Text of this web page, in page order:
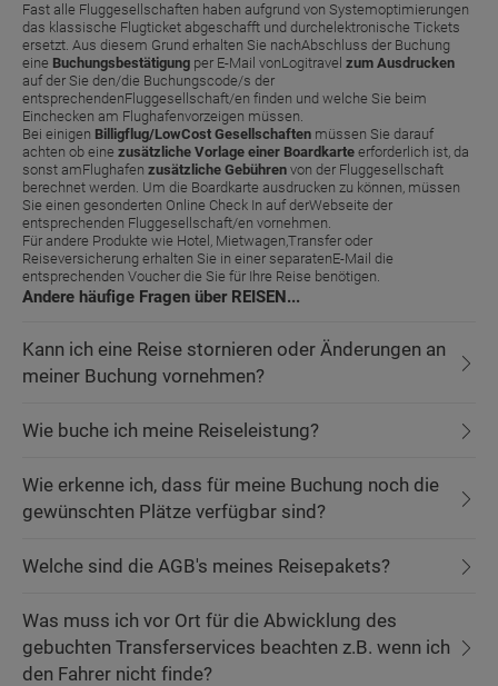
Fast alle Fluggesellschaften haben aufgrund von Systemoptimierungen
das klassische Flugticket abgeschafft und durchelektronische Tickets
ersetzt. Aus diesem Grund erhalten Sie nachAbschluss der Buchung
eine Buchungsbestätigung per E-Mail vonLogitravel zum Ausdrucken
auf der Sie den/die Buchungscode/s der
entsprechendenFluggesellschaft/en finden und welche Sie beim
Einchecken am Flughafenvorzeigen müssen.
Bei einigen Billigflug/LowCost Gesellschaften müssen Sie darauf
achten ob eine zusätzliche Vorlage einer Boardkarte erforderlich ist, da
sonst amFlughafen zusätzliche Gebühren von der Fluggesellschaft
berechnet werden. Um die Boardkarte ausdrucken zu können, müssen
Sie einen gesonderten Online Check In auf derWebseite der
entsprechenden Fluggesellschaft/en vornehmen.
Für andere Produkte wie Hotel, Mietwagen,Transfer oder
Reiseversicherung erhalten Sie in einer separatenE-Mail die
entsprechenden Voucher die Sie für Ihre Reise benötigen.
Andere häufige Fragen über REISEN...
Kann ich eine Reise stornieren oder Änderungen an
meiner Buchung vornehmen?
Wie buche ich meine Reiseleistung?
Wie erkenne ich, dass für meine Buchung noch die
gewünschten Plätze verfügbar sind?
Welche sind die AGB's meines Reisepakets?
Was muss ich vor Ort für die Abwicklung des
gebuchten Transferservices beachten z.B. wenn ich
den Fahrer nicht finde?